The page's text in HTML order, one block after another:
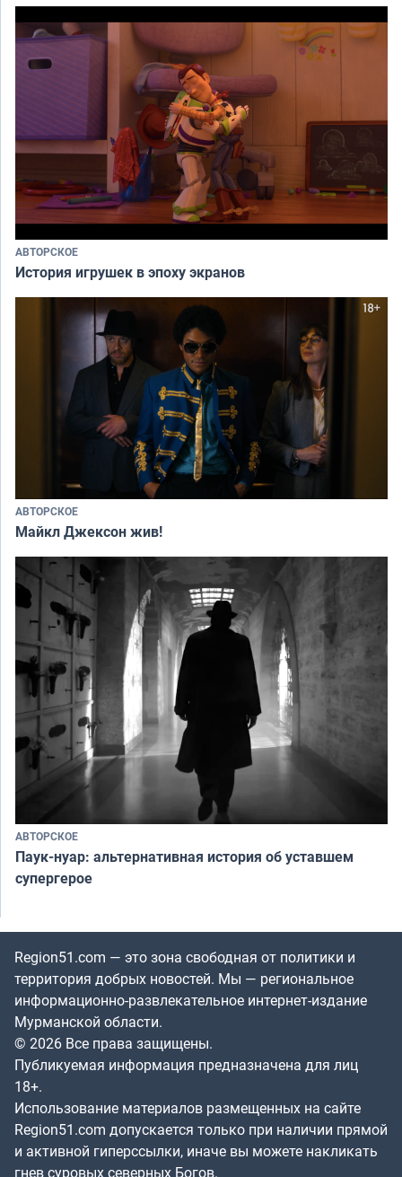
АВТОРСКОЕ
История игрушек в эпоху экранов
АВТОРСКОЕ
Майкл Джексон жив!
АВТОРСКОЕ
Паук-нуар: альтернативная история об уставшем
супергерое
Region51.com — это зона свободная от политики и
территория добрых новостей. Мы — региональное
информационно-развлекательное интернет-издание
Мурманской области.
© 2026 Все права защищены.
Публикуемая информация предназначена для лиц
18+.
Использование материалов размещенных на сайте
Region51.com допускается только при наличии прямой
и активной гиперссылки, иначе вы можете накликать
гнев суровых северных Богов.